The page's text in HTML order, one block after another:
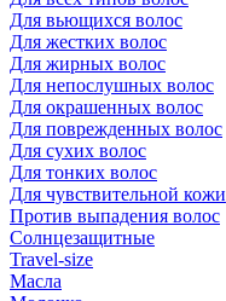
Для вьющихся волос
Для жестких волос
Для жирных волос
Для непослушных волос
Для окрашенных волос
Для поврежденных волос
Для сухих волос
Для тонких волос
Для чувствительной кожи
Против выпадения волос
Солнцезащитные
Travel-size
Масла